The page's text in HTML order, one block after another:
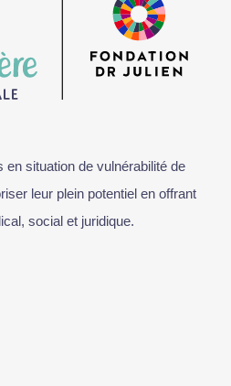
en situation de vulnérabilité de
leur plein potentiel en offrant
social et juridique.